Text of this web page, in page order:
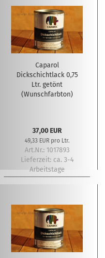
Caparol
Dickschichtlack 0,75
Ltr. getönt
(Wunschfarbton)
37,00 EUR
49,33 EUR pro Ltr.
Art.Nr.: 1017893
Lieferzeit: ca. 3-4
Arbeitstage